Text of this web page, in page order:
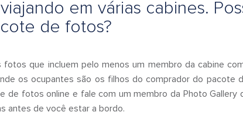
em várias cabines.
de fotos?
que incluem pelo menos um membro da cabine
os ocupantes são os filhos do comprador do pacote
de fotos online e fale com um membro da Photo Gallery
antes de você estar a bordo.